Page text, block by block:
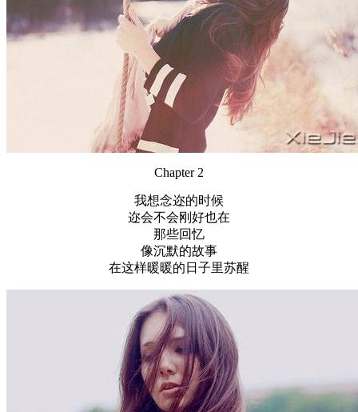
Chapter 2
我想念迩的时候
迩会不会刚好也在
那些回忆
像沉默的故事
在这样暖暖的日子里苏醒